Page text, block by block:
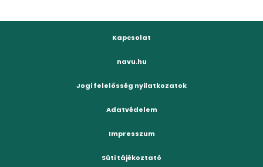
Kapcsolat
navu.hu
Jogi felelősség nyilatkozatok
Adatvédelem
Impresszum
Süti tájékoztató